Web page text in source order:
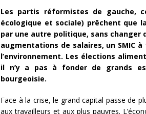
Les partis réformistes de gauche,
écologique et sociale) prêchent que
par une autre politique, sans changer
augmentations de salaires, un SMIC
l’environnement. Les élections
il n’y a pas à fonder de grands
bourgeoisie.
Face à la crise, le grand capital passe de
aux travailleurs et aux plus pauvres.